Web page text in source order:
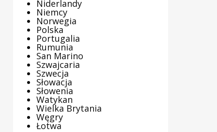
Niderlandy
Niemcy
Norwegia
Polska
Portugalia
Rumunia
San Marino
Szwajcaria
Szwecja
Słowacja
Słowenia
Watykan
Wielka Brytania
Węgry
Łotwa